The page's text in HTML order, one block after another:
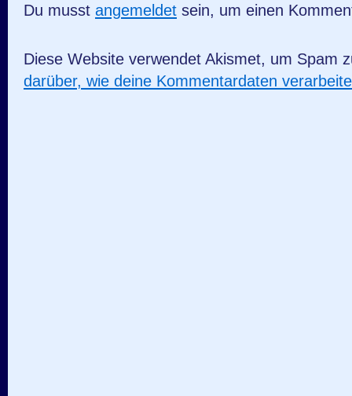
Du musst angemeldet sein, um einen
Diese Website verwendet Akismet, um Spam
darüber, wie deine Kommentardaten